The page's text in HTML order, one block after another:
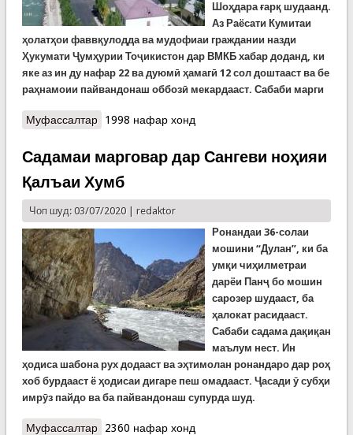
Шоҳдара ғарқ шудаанд.
Аз Раёсати Кумитаи
ҳолатҳои фаввқулодда ва мудофиаи граждании назди
Ҳукумати Ҷумҳурии Тоҷикистон дар ВМКБ хабар доданд, ки
яке аз ин ду нафар 22 ва дуюмӣ ҳамагӣ 12 сол доштааст ва бе
раҳнамоии пайвандонаш оббозӣ мекардааст. Сабаби марги
Муфассалтаро Ду ғарқшуда дар Роштқалъа: Яке ҳамагӣ 12
1998 нафар хонд
Садамаи марговар дар Сангеви ноҳияи
Қалъаи Хумб
Чоп шуд: 03/07/2020 | redaktor
Ронандаи 36-солаи
мошини “Дулан”, ки ба
умқи чиҳилметраи
дарёи Панҷ бо мошин
сарозер шудааст, ба
ҳалокат расидааст.
Сабаби садама дақиқан
маълум нест. Ин
ҳодиса шабона рух додааст ва эҳтимолан ронандаро дар роҳ
хоб бурдааст ё ҳодисаи дигаре пеш омадааст. Ҷасади ӯ субҳи
имрӯз пайдо ва ба пайвандонаш супурда шуд.
Муфассалтаро Садамаи марговар дар Сангеви ноҳияи
2360 нафар хонд